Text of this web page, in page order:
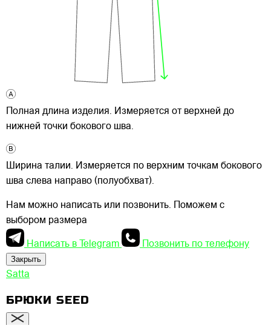
Полная длина изделия. Измеряется от верхней до
нижней точки бокового шва.
Ширина талии. Измеряется по верхним точкам бокового
шва слева направо (полуобхват).
Нам можно написать или позвонить. Поможем с
выбором размера
Написать в Telegram Позвонить по телефону
Закрыть
Satta
БРЮКИ SEED